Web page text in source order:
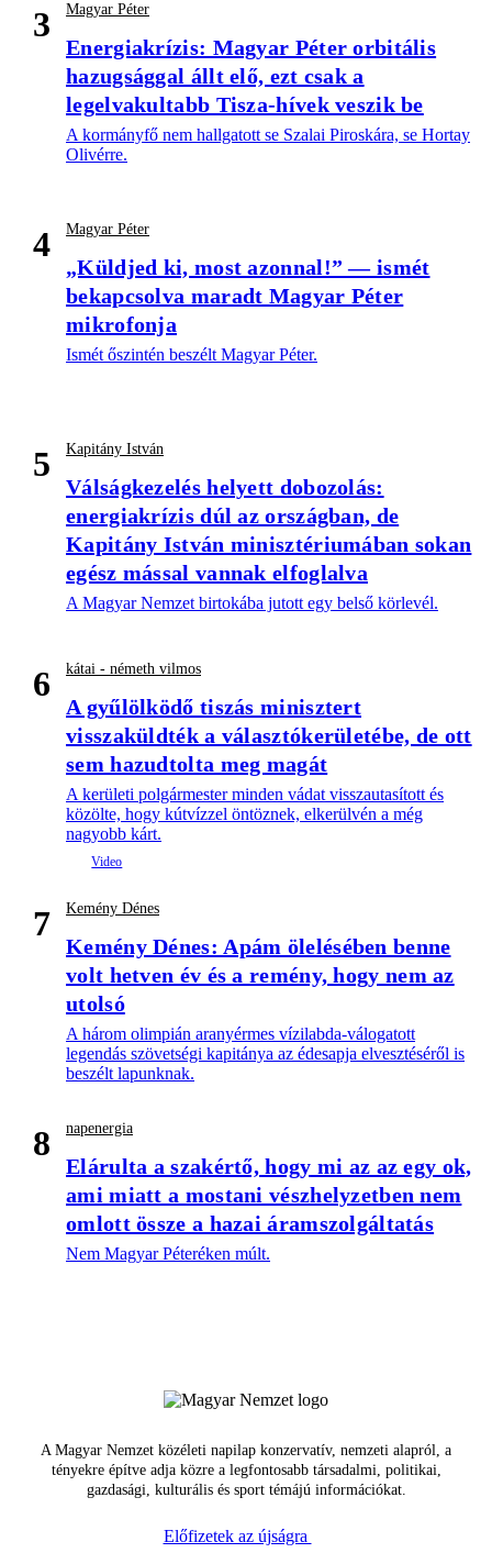
3 Magyar Péter
Energiakrízis: Magyar Péter orbitális
hazugsággal állt elő, ezt csak a
legelvakultabb Tisza-hívek veszik be
A kormányfő nem hallgatott se Szalai Piroskára, se Hortay
Olivérre.
4 Magyar Péter
„Küldjed ki, most azonnal!” — ismét
bekapcsolva maradt Magyar Péter
mikrofonja
Ismét őszintén beszélt Magyar Péter.
5 Kapitány István
Válságkezelés helyett dobozolás:
energiakrízis dúl az országban, de
Kapitány István minisztériumában sokan
egész mással vannak elfoglalva
A Magyar Nemzet birtokába jutott egy belső körlevél.
6 kátai - németh vilmos
A gyűlölködő tiszás minisztert
visszaküldték a választókerületébe, de ott
sem hazudtolta meg magát
A kerületi polgármester minden vádat visszautasított és
közölte, hogy kútvízzel öntöznek, elkerülvén a még
nagyobb kárt.
7 Kemény Dénes
Kemény Dénes: Apám ölelésében benne
volt hetven év és a remény, hogy nem az
utolsó
A három olimpián aranyérmes vízilabda-válogatott
legendás szövetségi kapitánya az édesapja elvesztéséről is
beszélt lapunknak.
8 napenergia
Elárulta a szakértő, hogy mi az az egy ok,
ami miatt a mostani vészhelyzetben nem
omlott össze a hazai áramszolgáltatás
Nem Magyar Péteréken múlt.
A Magyar Nemzet közéleti napilap konzervatív, nemzeti alapról, a
tényekre építve adja közre a legfontosabb társadalmi, politikai,
gazdasági, kulturális és sport témájú információkat.
Előfizetek az újságra